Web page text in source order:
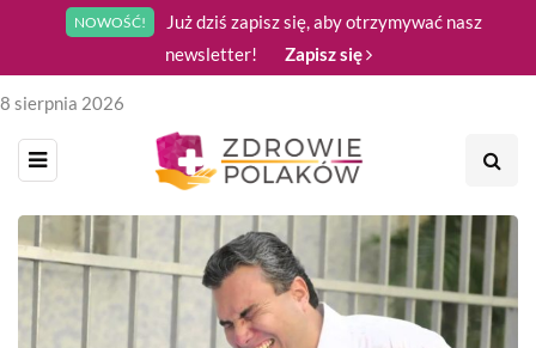
NOWOŚĆ!
Już dziś zapisz się, aby otrzymywać nasz
newsletter!
Zapisz się
8 sierpnia 2026